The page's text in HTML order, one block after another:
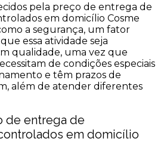
pela preço de entrega de
em domicílio Cosme
a segurança, um fator
essa atividade seja
qualidade, uma vez que
de condições especiais
e têm prazos de
além de atender diferentes
de entrega de
em domicílio